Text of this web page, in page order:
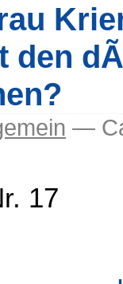
den
—
17